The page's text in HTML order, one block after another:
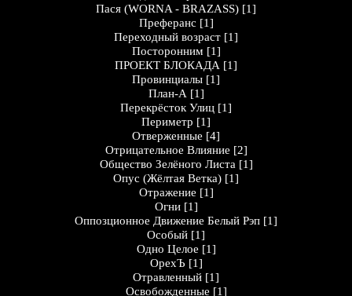
Пася (WORNA - BRAZASS) [1]
Преферанс [1]
Переходный возраст [1]
Посторонним [1]
ПРОЕКТ БЛОКАДА [1]
Провинциалы [1]
План-А [1]
Перекрёсток Улиц [1]
Периметр [1]
Отверженные [4]
Отрицательное Влияние [2]
Общество Зелёного Листа [1]
Опус (Жёлтая Ветка) [1]
Отражение [1]
Огни [1]
Оппозционное Движение Белый Рэп [1]
Особый [1]
Одно Целое [1]
ОрехЪ [1]
Отравленный [1]
Освобожденные [1]